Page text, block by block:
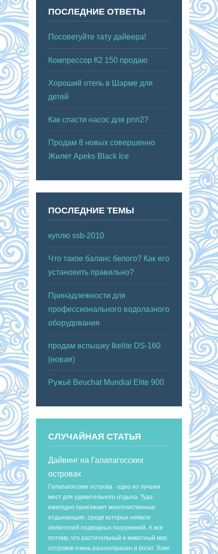
ПОСЛЕДНИЕ ОТВЕТЫ
Посоветуйте тату дайвера!
Компрессор К2 150 продаю
Хороший отель в Шарме для
детей
Как спасти насос для рпп2?
Продам 8 новых совершенно
Жилет Apeks Black Ice
ПОСЛЕДНИЕ ТЕМЫ
куплю ssb-2010
Что такое баланс белого? Как его
установить правильно?
Принадлежности для
профессионального водолазного
оборудования
продам вспышку Ikelite DS-160
(новая)
Ружьё Beuchat Mundial Elite 900
СЛУЧАЙНАЯ СТАТЬЯ
Дайвинг на Галапагосских
островах
Галапагосские острова - одно из лучших
мест для удивительного отдыха. Туда
ежегодно приезжают многочисленные
отдыхающие, среди которых немало
любителей подводных погружений. А все
потому, что растительный и животный мир
островов очень разнообразен и богат. Тоже